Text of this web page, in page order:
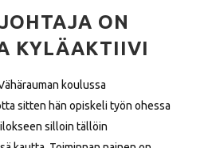
ON
KYLÄAKTIIVI
koulussa
sitten hän opiskeli työn ohessa
silloin tällöin